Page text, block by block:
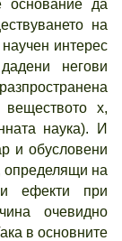
основание да
на
интерес
негови
х,
наука). И
и обусловени
определящи на
ефекти при
очевидно
в основните